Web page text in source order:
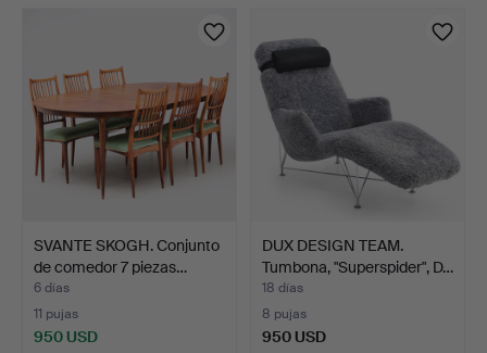
SVANTE SKOGH. Conjunto
de comedor 7 piezas…
6 días
11 pujas
950 USD
DUX DESIGN TEAM.
Tumbona, "Superspider", D…
18 días
8 pujas
950 USD